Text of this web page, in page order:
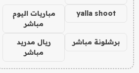
yalla shoot
مباريات اليوم
مباشر
برشلونة مباشر
ريال مدريد
مباشر